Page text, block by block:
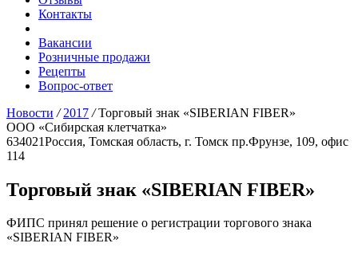
Контакты
Вакансии
Розничные продажи
Рецепты
Вопрос-ответ
Новости / 2017 / Торговый знак «SIBERIAN FIBER»
ООО «Сибирская клетчатка»
634021Россия, Томская область, г. Томск пр.Фрунзе, 109, офис
114
Торговый знак «SIBERIAN FIBER»
ФИПС принял решение о регистрации торгового знака
«SIBERIAN FIBER»